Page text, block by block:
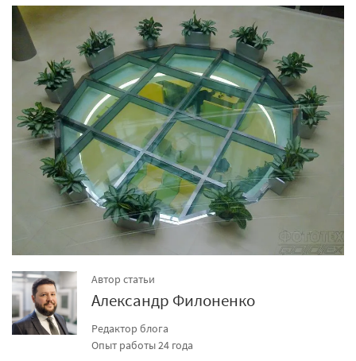
Автор статьи
Александр Филоненко
Редактор блога
Опыт работы 24 года